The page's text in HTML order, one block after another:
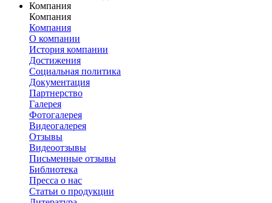
Компания
Компания
Компания
О компании
История компании
Достижения
Социальная политика
Документация
Партнерство
Галерея
Фотогалерея
Видеогалерея
Отзывы
Видеоотзывы
Письменные отзывы
Библиотека
Пресса о нас
Статьи о продукции